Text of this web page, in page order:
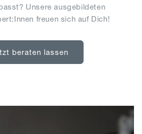
Unsere ausgebildeten
freuen sich auf Dich!
beraten lassen